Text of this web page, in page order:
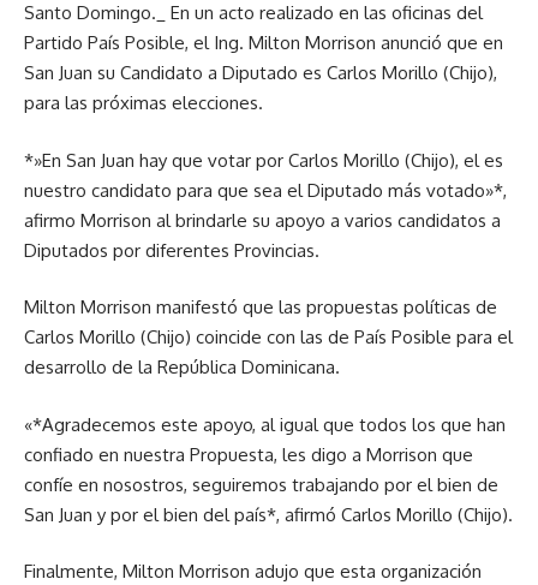
Santo Domingo._ En un acto realizado en las oficinas del
Partido País Posible, el Ing. Milton Morrison anunció que en
San Juan su Candidato a Diputado es Carlos Morillo (Chijo),
para las próximas elecciones.
*»En San Juan hay que votar por Carlos Morillo (Chijo), el es
nuestro candidato para que sea el Diputado más votado»*,
afirmo Morrison al brindarle su apoyo a varios candidatos a
Diputados por diferentes Provincias.
Milton Morrison manifestó que las propuestas políticas de
Carlos Morillo (Chijo) coincide con las de País Posible para el
desarrollo de la República Dominicana.
«*Agradecemos este apoyo, al igual que todos los que han
confiado en nuestra Propuesta, les digo a Morrison que
confíe en nosostros, seguiremos trabajando por el bien de
San Juan y por el bien del país*, afirmó Carlos Morillo (Chijo).
Finalmente, Milton Morrison adujo que esta organización